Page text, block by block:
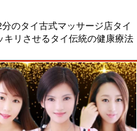
のタイ古式マッサージ店タイ
リさせるタイ伝統の健康療法